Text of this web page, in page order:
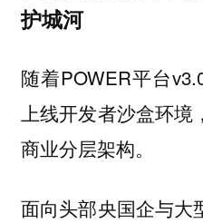
护城河
随着POWER平台
上线开发者沙盒环
商业分层架构。
面向头部央国企与大